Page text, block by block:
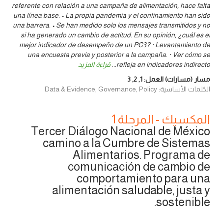
referente con relación a una campaña de alimentación, hace falta
una línea base. • La propia pandemia y el confinamiento han sido
una barrera. • Se han medido solo los mensajes transmitidos y no
si ha generado un cambio de actitud. En su opinión, ¿cuál es el
mejor indicador de desempeño de un PC3? · Levantamiento de
una encuesta previa y posterior a la campaña. · Ver cómo se
refleja en indicadores indirecto
... قراءة المزيد
مسار (مسارات) العمل:1
,
2
,
3
الكلمات الأساسية: Data & Evidence, Governance, Policy
المكسيك - المرحلة 1
Tercer Diálogo Nacional de México
camino a la Cumbre de Sistemas
Alimentarios. Programa de
comunicación de cambio de
comportamiento para una
alimentación saludable, justa y
sostenible.